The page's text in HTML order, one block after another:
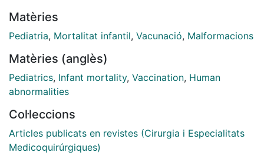
significativamente a lo largo de los años, reduciendo
el número de contactos del pediatra con el final de
disminución no es homogénea y persisten cifras
intolerablemente elevadas en diversas zonas del
mundo.
Matèries
Pediatria, Mortalitat infantil, Vacunació, Malformacions
Matèries (anglès)
Pediatrics, Infant mortality, Vaccination, Human
abnormalities
Col·leccions
Articles publicats en revistes (Cirurgia i Especialitats
Medicoquirúrgiques)